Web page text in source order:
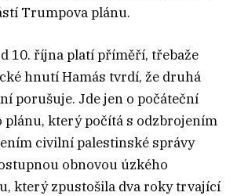
Trumpova plánu.
10. října platí příměří, třebaže
hnutí Hamás tvrdí, že druhá
porušuje. Jde jen o počáteční
plánu, který počítá s odzbrojením
civilní palestinské správy
obnovou úzkého
který zpustošila dva roky trvající